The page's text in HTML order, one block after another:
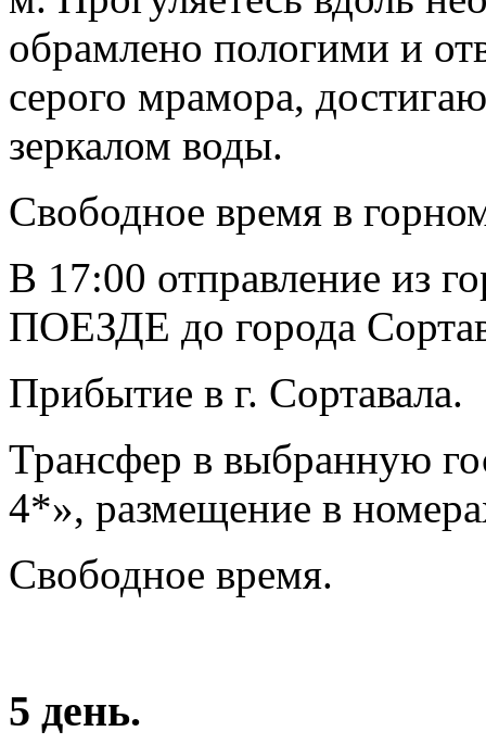
обрамлено пологими и
серого мрамора,
зеркалом воды.
Свободное время в
В 17:00 отправление из
ПОЕЗДЕ до города
Прибытие в г. Сортавала.
Трансфер в выбранную
4*», размещение в
Свободное время.
5 день.